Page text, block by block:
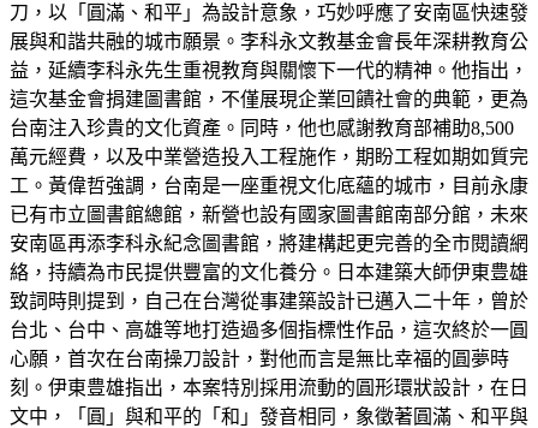
刀，以「圓滿、和平」為設計意象，巧妙呼應了安南區快速發
展與和諧共融的城市願景。李科永文教基金會長年深耕教育公
益，延續李科永先生重視教育與關懷下一代的精神。他指出，
這次基金會捐建圖書館，不僅展現企業回饋社會的典範，更為
台南注入珍貴的文化資產。同時，他也感謝教育部補助8,500
萬元經費，以及中業營造投入工程施作，期盼工程如期如質完
工。黃偉哲強調，台南是一座重視文化底蘊的城市，目前永康
已有市立圖書館總館，新營也設有國家圖書館南部分館，未來
安南區再添李科永紀念圖書館，將建構起更完善的全市閱讀網
絡，持續為市民提供豐富的文化養分。日本建築大師伊東豊雄
致詞時則提到，自己在台灣從事建築設計已邁入二十年，曾於
台北、台中、高雄等地打造過多個指標性作品，這次終於一圓
心願，首次在台南操刀設計，對他而言是無比幸福的圓夢時
刻。伊東豊雄指出，本案特別採用流動的圓形環狀設計，在日
文中，「圓」與和平的「和」發音相同，象徵著圓滿、和平與